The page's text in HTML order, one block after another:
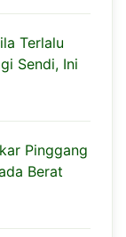
Terlalu
Sendi, Ini
Pinggang
Berat